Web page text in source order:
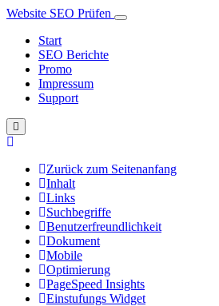
Website SEO Prüfen
Start
SEO Berichte
Promo
Impressum
Support
Zurück zum Seitenanfang
Inhalt
Links
Suchbegriffe
Benutzerfreundlichkeit
Dokument
Mobile
Optimierung
PageSpeed Insights
Einstufungs Widget